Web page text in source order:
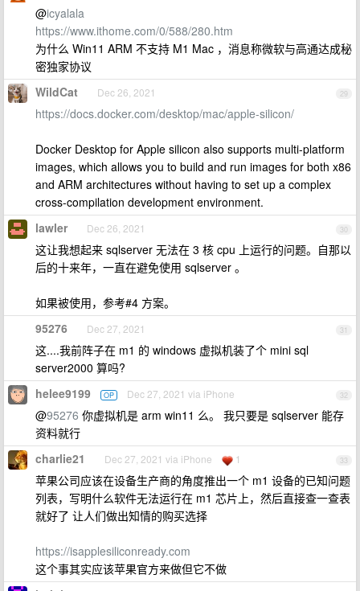
@icyalala
https://www.ithome.com/0/588/280.htm
为什么 Win11 ARM 不支持 M1 Mac ，消息称微软与高通达成秘
密独家协议
29
WildCat Dec 26, 2021
https://docs.docker.com/desktop/mac/apple-silicon/
Docker Desktop for Apple silicon also supports multi-platform
images, which allows you to build and run images for both x86
and ARM architectures without having to set up a complex
cross-compilation development environment.
30
lawler Dec 26, 2021
这让我想起来 sqlserver 无法在 3 核 cpu 上运行的问题。自那以
后的十来年，一直在避免使用 sqlserver 。
如果被使用，参考#4 方案。
31
95276 Dec 27, 2021
这....我前阵子在 m1 的 windows 虚拟机装了个 mini sql
server2000 算吗?
32
helee9199 OP Dec 27, 2021 via iPhone
@95276 你虚拟机是 arm win11 么。 我只要是 sqlserver 能存
资料就行
33
charlie21 Dec 27, 2021 via iPhone 1
苹果公司应该在设备生产商的角度推出一个 m1 设备的已知问题
列表，写明什么软件无法运行在 m1 芯片上，然后直接查一查表
就好了 让人们做出知情的购买选择
https://isapplesiliconready.com
这个事其实应该苹果官方来做但它不做